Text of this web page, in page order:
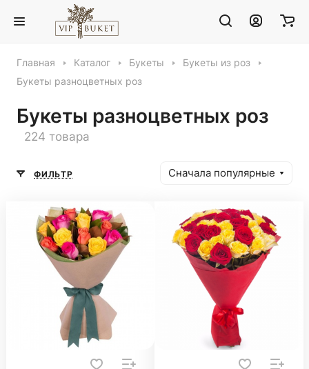
Главная Каталог Букеты
Букеты из роз
Букеты разноцветных роз
Букеты разноцветных роз
224 товара
ФИЛЬТР Сначала популярные